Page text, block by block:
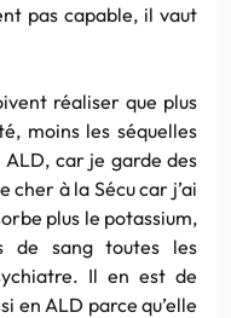
pas capable, il vaut
réaliser que plus
moins les séquelles
ALD, car je garde des
cher à la Sécu car j’ai
plus le potassium,
de sang toutes les
Il en est de
en ALD parce qu’elle